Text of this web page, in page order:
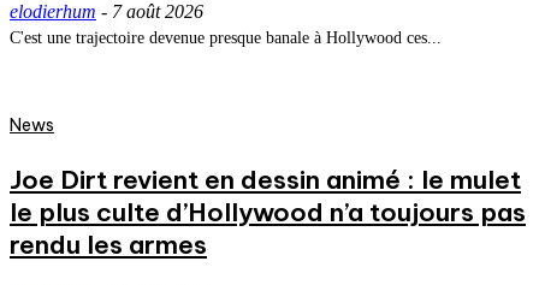
elodierhum - 7 août 2026
C'est une trajectoire devenue presque banale à Hollywood ces...
News
Joe Dirt revient en dessin animé : le mulet
le plus culte d’Hollywood n’a toujours pas
rendu les armes